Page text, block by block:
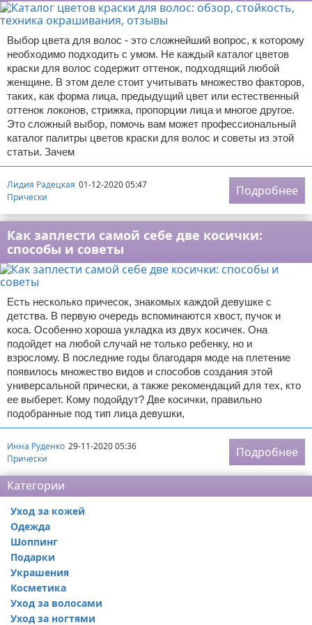
Выбор цвета для волос - это сложнейший вопрос, к которому
необходимо подходить с умом. Не каждый каталог цветов
краски для волос содержит оттенок, подходящий любой
женщине. В этом деле стоит учитывать множество факторов,
таких, как форма лица, предыдущий цвет или естественный
оттенок локонов, стрижка, пропорции лица и многое другое.
Это сложный выбор, помочь вам может профессиональный
каталог палитры цветов краски для волос и советы из этой
статьи. Зачем
Лидия Радецкая 01-12-2020 05:47
Прически
Подробнее
Как заплести самой себе две косички:
способы и советы
Есть несколько причесок, знакомых каждой девушке с
детства. В первую очередь вспоминаются хвост, пучок и
коса. Особенно хороша укладка из двух косичек. Она
подойдет на любой случай не только ребенку, но и
взрослому. В последние годы благодаря моде на плетение
появилось множество видов и способов создания этой
универсальной прически, а также рекомендаций для тех, кто
ее выберет. Кому подойдут? Две косички, правильно
подобранные под тип лица девушки,
Инна Руденко 29-11-2020 05:36
Прически
Подробнее
Категории
Уход за кожей
Одежда
Шоппинг
Подарки
Украшения
Косметика
Уход за волосами
Уход за ногтями